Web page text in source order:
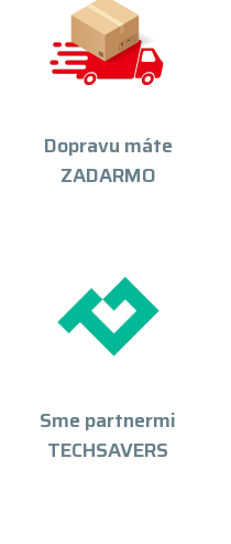
Dopravu máte
ZADARMO
Sme partnermi
TECHSAVERS